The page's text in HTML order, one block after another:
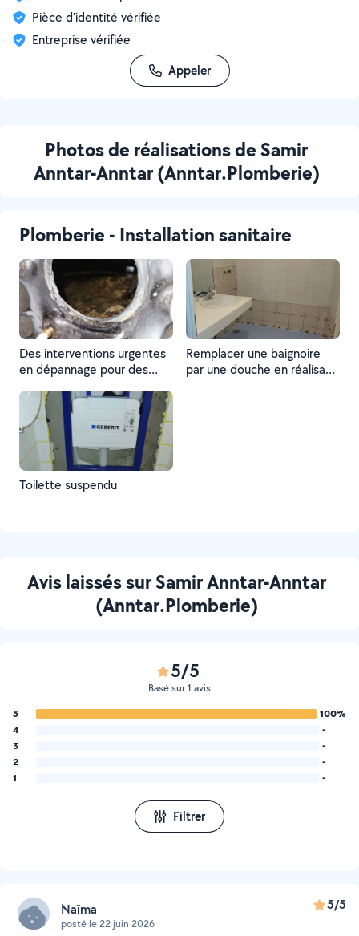
Pièce d'identité vérifiée
Entreprise vérifiée
Appeler
Photos de réalisations de Samir
Anntar-Anntar (Anntar.Plomberie)
Plomberie - Installation sanitaire
Des interventions urgentes
en dépannage pour des
efficaces.
Remplacer une baignoire
par une douche en réalisant
Toilette suspendu
Avis laissés sur Samir Anntar-Anntar
(Anntar.Plomberie)
5/5
Basé sur 1 avis
5
100%
4
-
3
-
2
-
1
-
Filtrer
Naïma
posté le 22 juin 2026
5/5